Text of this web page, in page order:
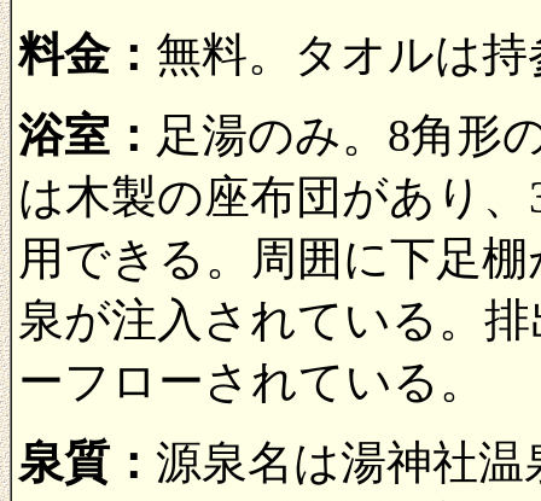
料金： 無料。タオルは持
浴室： 足湯のみ。8角形
は木製の座布団があり
用できる。周囲に下足
泉が注入されている。
ーフローされている。
泉質： 源泉名は湯神社